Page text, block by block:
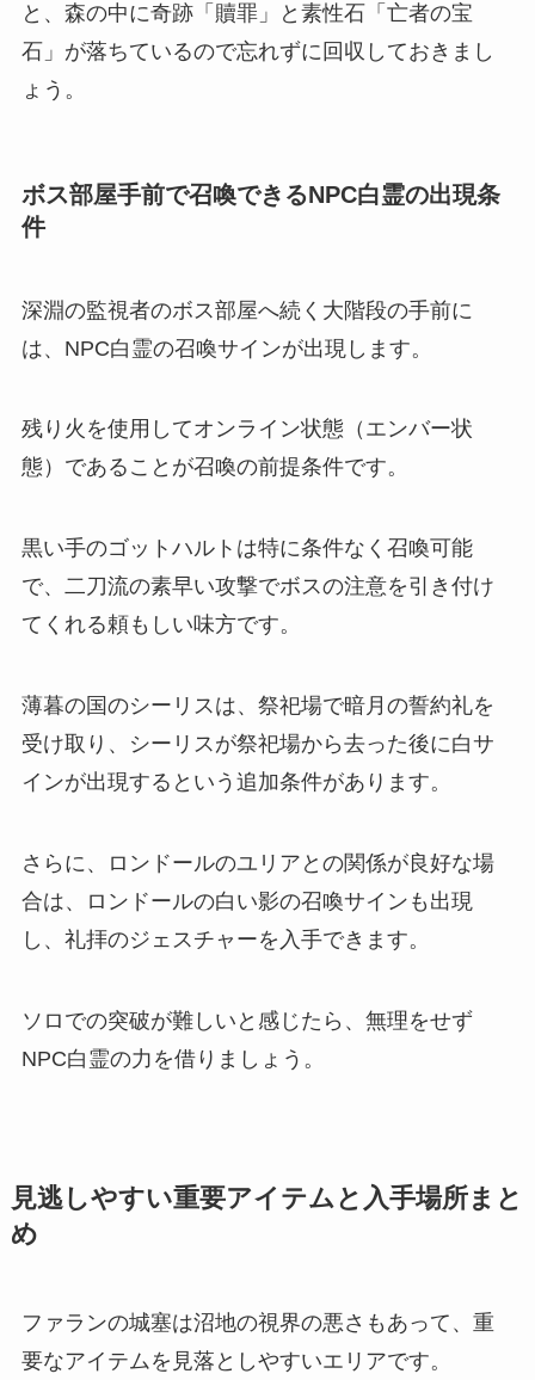
と、森の中に奇跡「贖罪」と素性石「亡者の宝
石」が落ちているので忘れずに回収しておきまし
ょう。
ボス部屋手前で召喚できるNPC白霊の出現条
件
深淵の監視者のボス部屋へ続く大階段の手前に
は、NPC白霊の召喚サインが出現します。
残り火を使用してオンライン状態（エンバー状
態）であることが召喚の前提条件です。
黒い手のゴットハルトは特に条件なく召喚可能
で、二刀流の素早い攻撃でボスの注意を引き付け
てくれる頼もしい味方です。
薄暮の国のシーリスは、祭祀場で暗月の誓約礼を
受け取り、シーリスが祭祀場から去った後に白サ
インが出現するという追加条件があります。
さらに、ロンドールのユリアとの関係が良好な場
合は、ロンドールの白い影の召喚サインも出現
し、礼拝のジェスチャーを入手できます。
ソロでの突破が難しいと感じたら、無理をせず
NPC白霊の力を借りましょう。
見逃しやすい重要アイテムと入手場所まと
め
ファランの城塞は沼地の視界の悪さもあって、重
要なアイテムを見落としやすいエリアです。